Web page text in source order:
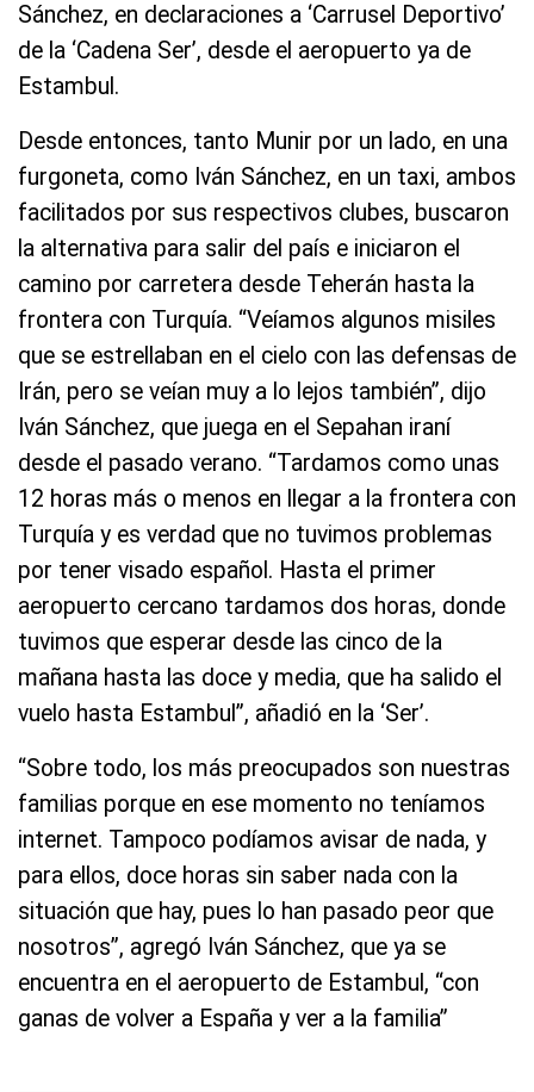
Sánchez, en declaraciones a ‘Carrusel Deportivo’
de la ‘Cadena Ser’, desde el aeropuerto ya de
Estambul.
Desde entonces, tanto Munir por un lado, en una
furgoneta, como Iván Sánchez, en un taxi, ambos
facilitados por sus respectivos clubes, buscaron
la alternativa para salir del país e iniciaron el
camino por carretera desde Teherán hasta la
frontera con Turquía. “Veíamos algunos misiles
que se estrellaban en el cielo con las defensas de
Irán, pero se veían muy a lo lejos también”, dijo
Iván Sánchez, que juega en el Sepahan iraní
desde el pasado verano. “Tardamos como unas
12 horas más o menos en llegar a la frontera con
Turquía y es verdad que no tuvimos problemas
por tener visado español. Hasta el primer
aeropuerto cercano tardamos dos horas, donde
tuvimos que esperar desde las cinco de la
mañana hasta las doce y media, que ha salido el
vuelo hasta Estambul”, añadió en la ‘Ser’.
“Sobre todo, los más preocupados son nuestras
familias porque en ese momento no teníamos
internet. Tampoco podíamos avisar de nada, y
para ellos, doce horas sin saber nada con la
situación que hay, pues lo han pasado peor que
nosotros”, agregó Iván Sánchez, que ya se
encuentra en el aeropuerto de Estambul, “con
ganas de volver a España y ver a la familia”